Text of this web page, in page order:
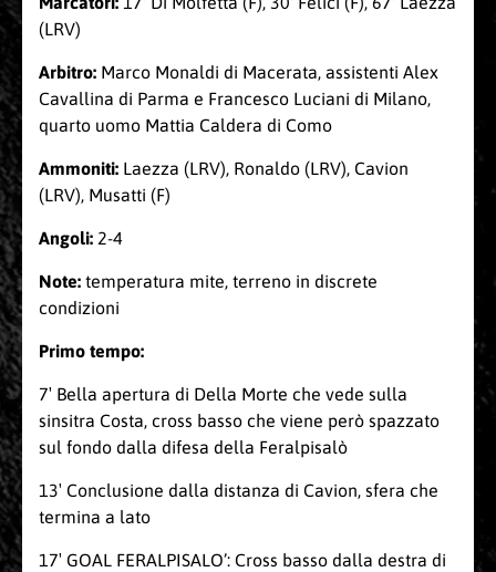
(LRV)
Arbitro: Marco Monaldi di Macerata, assistenti Alex
Cavallina di Parma e Francesco Luciani di Milano,
quarto uomo Mattia Caldera di Como
Ammoniti: Laezza (LRV), Ronaldo (LRV), Cavion
(LRV), Musatti (F)
Angoli: 2-4
Note: temperatura mite, terreno in discrete
condizioni
Primo tempo:
7′ Bella apertura di Della Morte che vede sulla
sinsitra Costa, cross basso che viene però spazzato
sul fondo dalla difesa della Feralpisalò
13′ Conclusione dalla distanza di Cavion, sfera che
termina a lato
17′ GOAL FERALPISALO’: Cross basso dalla destra di